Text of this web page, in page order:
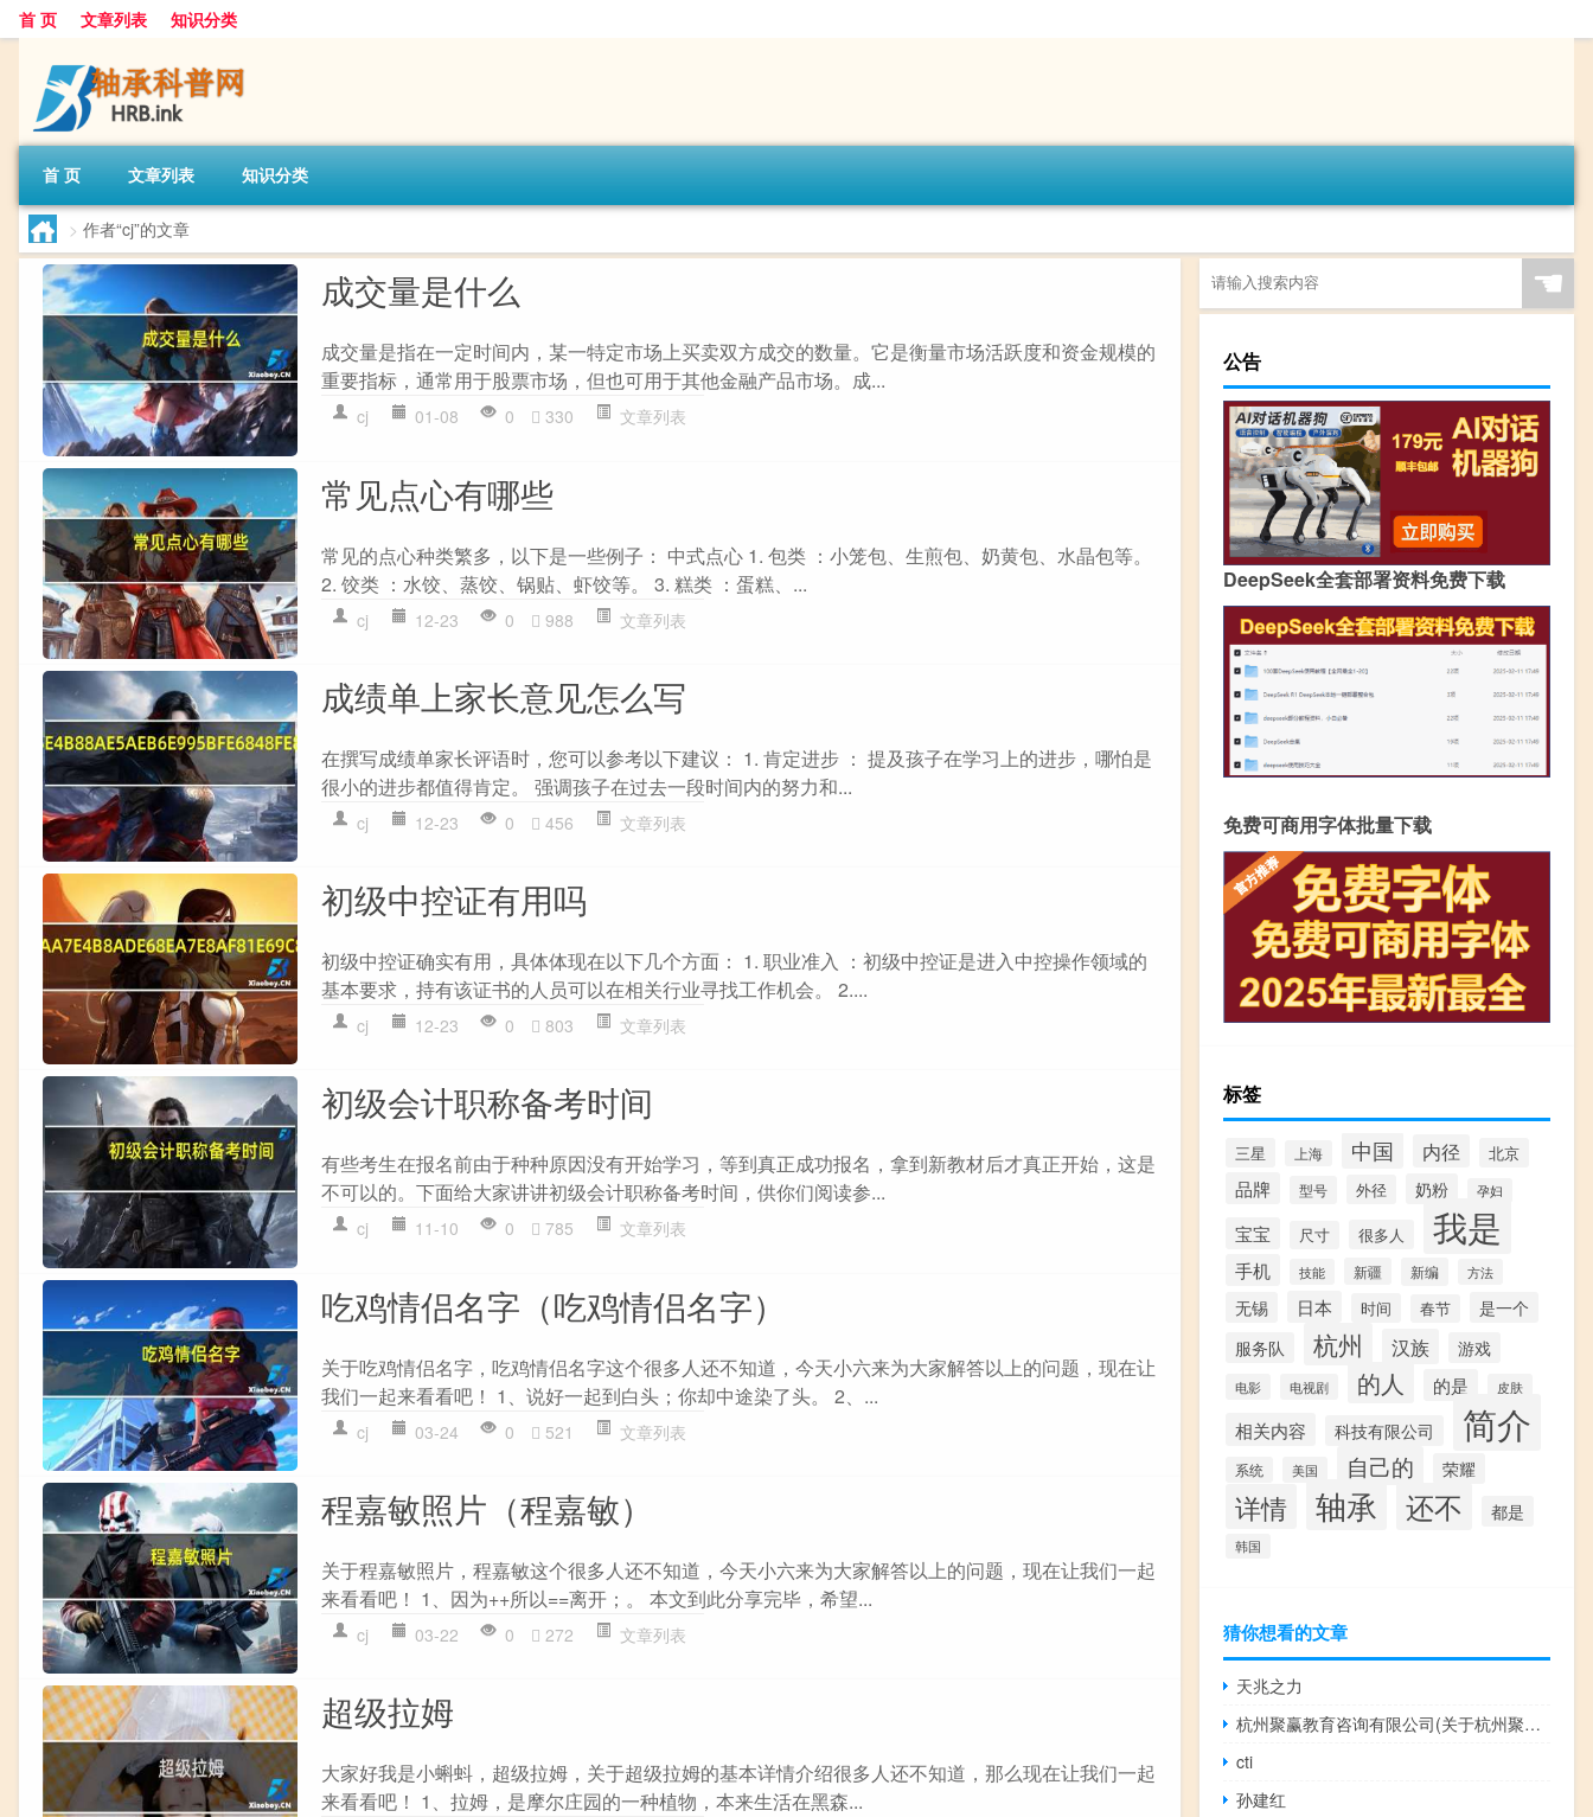
首 页 文章列表 知识分类
首 页 文章列表 知识分类
> 作者“cj”的文章
成交量是什么
成交量是指在一定时间内，某一特定市场上买卖双方成交的数量。它是衡量市场活跃度和资金规模的
重要指标，通常用于股票市场，但也可用于其他金融产品市场。成...
cj 01-08 0 330 文章列表
常见点心有哪些
常见的点心种类繁多，以下是一些例子： 中式点心 1. 包类 ：小笼包、生煎包、奶黄包、水晶包等。
2. 饺类 ：水饺、蒸饺、锅贴、虾饺等。 3. 糕类 ：蛋糕、...
cj 12-23 0 988 文章列表
成绩单上家长意见怎么写
在撰写成绩单家长评语时，您可以参考以下建议： 1. 肯定进步 ： 提及孩子在学习上的进步，哪怕是
很小的进步都值得肯定。 强调孩子在过去一段时间内的努力和...
cj 12-23 0 456 文章列表
初级中控证有用吗
初级中控证确实有用，具体体现在以下几个方面： 1. 职业准入 ：初级中控证是进入中控操作领域的
基本要求，持有该证书的人员可以在相关行业寻找工作机会。 2....
cj 12-23 0 803 文章列表
初级会计职称备考时间
有些考生在报名前由于种种原因没有开始学习，等到真正成功报名，拿到新教材后才真正开始，这是
不可以的。下面给大家讲讲初级会计职称备考时间，供你们阅读参...
cj 11-10 0 785 文章列表
吃鸡情侣名字（吃鸡情侣名字）
关于吃鸡情侣名字，吃鸡情侣名字这个很多人还不知道，今天小六来为大家解答以上的问题，现在让
我们一起来看看吧！ 1、说好一起到白头；你却中途染了头。 2、...
cj 03-24 0 521 文章列表
程嘉敏照片（程嘉敏）
关于程嘉敏照片，程嘉敏这个很多人还不知道，今天小六来为大家解答以上的问题，现在让我们一起
来看看吧！ 1、因为++所以==离开；。 本文到此分享完毕，希望...
cj 03-22 0 272 文章列表
超级拉姆
大家好我是小蝌蚪，超级拉姆，关于超级拉姆的基本详情介绍很多人还不知道，那么现在让我们一起
来看看吧！ 1、拉姆，是摩尔庄园的一种植物，本来生活在黑森...
☚
公告
DeepSeek全套部署资料免费下载
免费可商用字体批量下载
标签
三星 上海 中国 内径 北京
品牌 型号 外径 奶粉 孕妇
宝宝 尺寸 很多人 我是
手机 技能 新疆 新编 方法
无锡 日本 时间 春节
是一个
服务队
杭州 汉族 游戏
电影 电视剧 的人 的是 皮肤
相关内容 科技有限公司 简介
系统 美国 自己的 荣耀
详情 轴承 还不 都是
韩国
猜你想看的文章
天兆之力
杭州聚赢教育咨询有限公司(关于杭州聚赢教育咨询有限公司的简介)
cti
孙建红